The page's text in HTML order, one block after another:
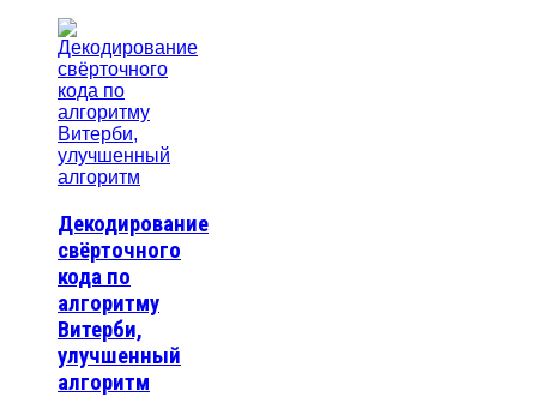
Декодирование
свёрточного
кода по
алгоритму
Витерби,
улучшенный
алгоритм